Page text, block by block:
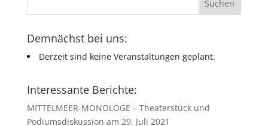
Demnächst bei uns:
Derzeit sind keine Veranstaltungen geplant.
Interessante Berichte:
MITTELMEER-MONOLOGE – Theaterstück und
Podiumsdiskussion am 29. Juli 2021